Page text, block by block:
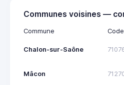
Communes voisines —
Commune
Chalon-sur-Saône
Mâcon